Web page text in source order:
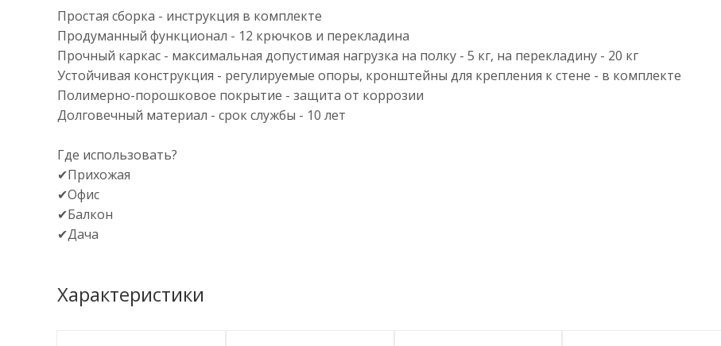
Простая сборка - инструкция в комплекте
Продуманный функционал - 12 крючков и перекладина
Прочный каркас - максимальная допустимая нагрузка на полку - 5 кг, на перекладину - 20 кг
Устойчивая конструкция - регулируемые опоры, кронштейны для крепления к стене - в комплекте
Полимерно-порошковое покрытие - защита от коррозии
Долговечный материал - срок службы - 10 лет
Где использовать?
✔Прихожая
✔Офис
✔Балкон
✔Дача
Характеристики